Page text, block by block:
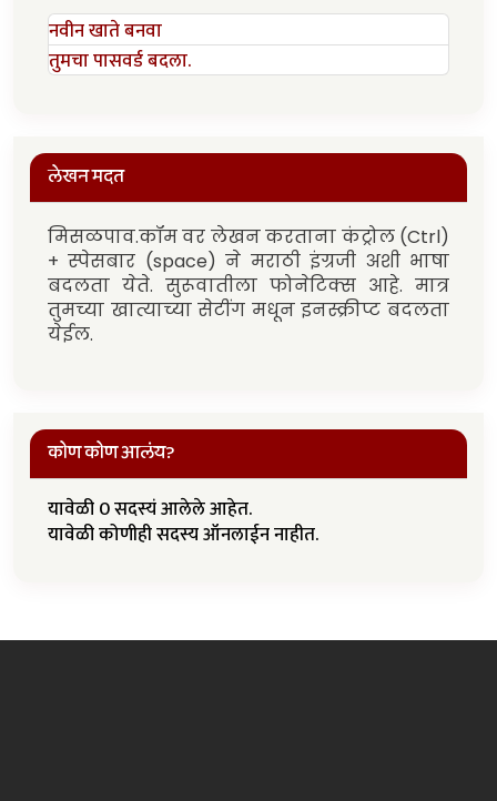
नवीन खाते बनवा
तुमचा पासवर्ड बदला.
लेखन मदत
मिसळपाव.कॉम वर लेखन करताना कंट्रोल (Ctrl)
+ स्पेसबार (space) ने मराठी इंग्रजी अशी भाषा
बदलता येते. सुरूवातीला फोनेटिक्स आहे. मात्र
तुमच्या खात्याच्या सेटींग मधून इनस्क्रीप्ट बदलता
येईल.
कोण कोण आलंय?
यावेळी 0 सदस्यं आलेले आहेत.
यावेळी कोणीही सदस्य ऑनलाईन नाहीत.